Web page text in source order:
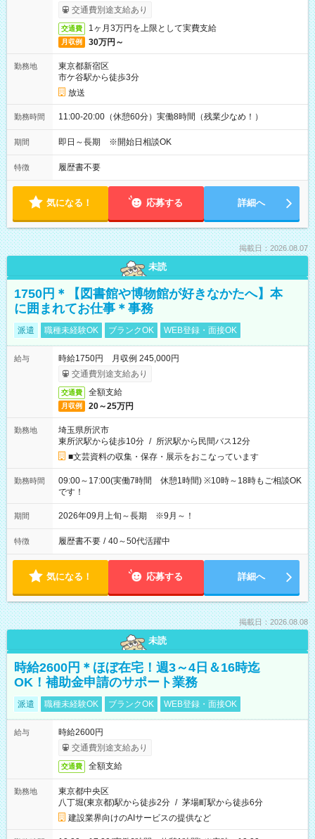
取りサービス利用可（利用条件有）
交通費別途支給あり
交通費 1ヶ月3万円を上限として実費支給
月収例 30万円～
勤務地
東京都新宿区
市ケ谷駅から徒歩3分
放送
勤務時間 11:00-20:00（休憩60分）実働8時間（残業少なめ！）
期間 即日～長期 ※開始日相談OK
特徴 履歴書不要
気になる！ 応募する 詳細へ
掲載日：2026.08.07
未読
1750円＊【図書館や博物館が好きなかたへ】本
に囲まれてお仕事＊事務
派遣 職種未経験OK ブランクOK WEB登録・面接OK
給与
時給1750円 月収例 245,000円
交通費別途支給あり
交通費 全額支給
月収例 20～25万円
勤務地
埼玉県所沢市
東所沢駅から徒歩10分 / 所沢駅から民間バス12分
■文芸資料の収集・保存・展示をおこなっています
勤務時間
09:00～17:00(実働7時間 休憩1時間) ※10時～18時もご相談OK
です！
期間 2026年09月上旬～長期 ※9月～！
特徴 履歴書不要 / 40～50代活躍中
気になる！ 応募する 詳細へ
掲載日：2026.08.08
未読
時給2600円＊ほぼ在宅！週3～4日＆16時迄
OK！補助金申請のサポート業務
派遣 職種未経験OK ブランクOK WEB登録・面接OK
給与
時給2600円
交通費別途支給あり
交通費 全額支給
勤務地
東京都中央区
八丁堀(東京都)駅から徒歩2分 / 茅場町駅から徒歩6分
建設業界向けのAIサービスの提供など